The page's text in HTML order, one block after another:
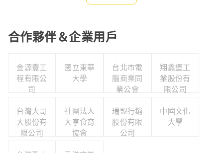
合作夥伴＆企業用戶
金源豐工
程有限公
司
國立東華
大學
台北市電
腦商業同
業公會
翔鑫堡工
業股份有
限公司
台灣大哥
大股份有
限公司
社團法人
大享食育
協會
瑞盟行銷
股份有限
公司
中國文化
大學